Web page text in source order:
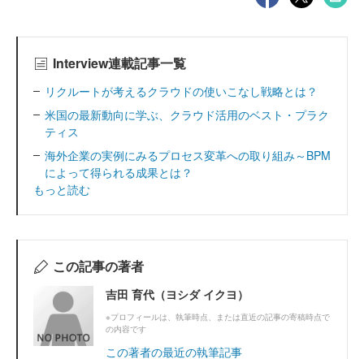
Interview連載記事一覧
リクルートが考えるクラウドの使いこなし戦略とは？
米国の最新動向に学ぶ、クラウド活用のベスト・プラク
ティス
海外企業の実例にみるプロセス変革への取り組み～BPM
によって得られる成果とは？
もっと読む
この記事の著者
吉田 育代（ヨシダ イクヨ）
※プロフィールは、執筆時点、または直近の記事の寄稿時点で
の内容です
この著者の最近の執筆記事